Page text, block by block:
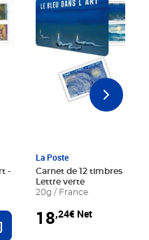
-
Ajouter au panier
La Poste
Carnet de 12 timbres - Le
Lettre verte
20g / France
18,24€ Net